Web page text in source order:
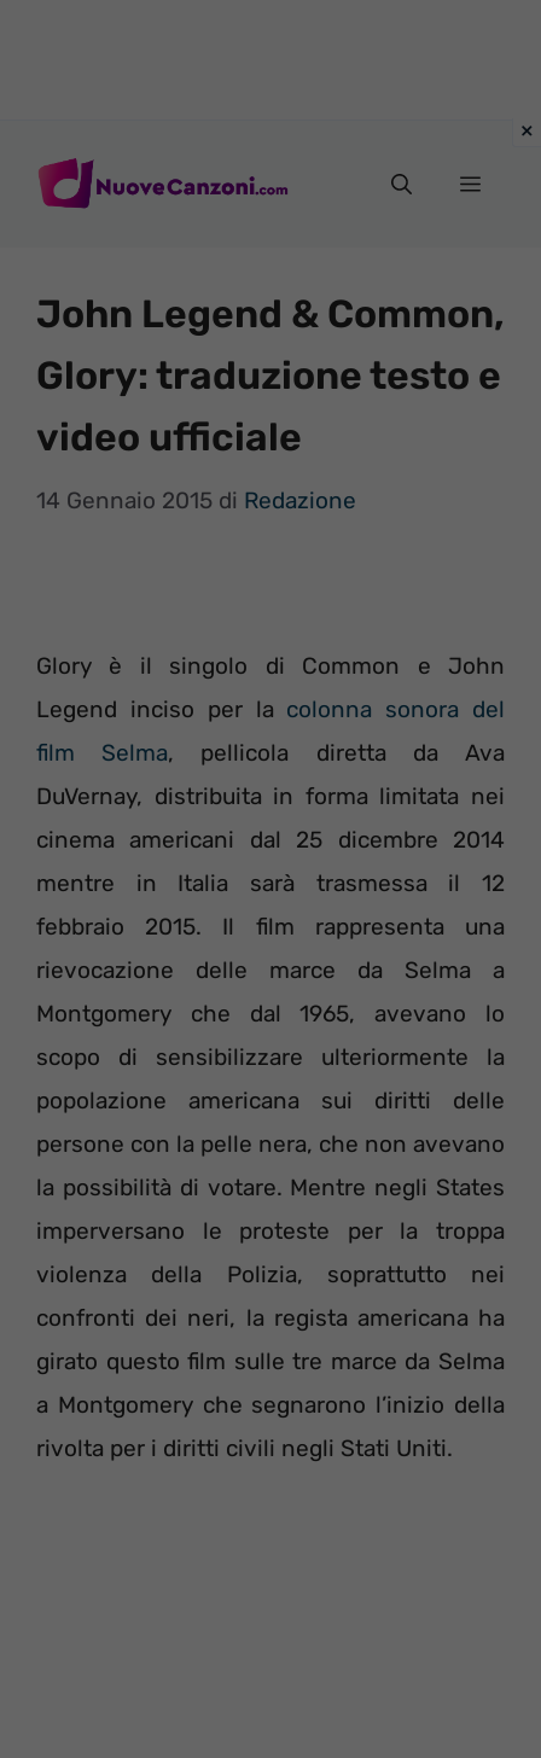
Menu
John Legend & Common,
Glory: traduzione testo e
video ufficiale
14 Gennaio 2015 di Redazione
Glory è il singolo di Common e John
Legend inciso per la colonna sonora del
film Selma, pellicola diretta da Ava
DuVernay, distribuita in forma limitata nei
cinema americani dal 25 dicembre 2014
mentre in Italia sarà trasmessa il 12
febbraio 2015. Il film rappresenta una
rievocazione delle marce da Selma a
Montgomery che dal 1965, avevano lo
scopo di sensibilizzare ulteriormente la
popolazione americana sui diritti delle
persone con la pelle nera, che non avevano
la possibilità di votare. Mentre negli States
imperversano le proteste per la troppa
violenza della Polizia, soprattutto nei
confronti dei neri, la regista americana ha
girato questo film sulle tre marce da Selma
a Montgomery che segnarono l’inizio della
rivolta per i diritti civili negli Stati Uniti.